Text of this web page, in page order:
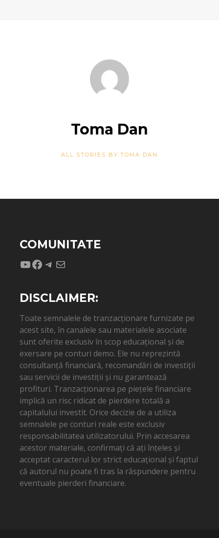
Toma Dan
ALL STORIES BY:TOMA DAN
COMUNITATE
YouTube
Facebook
Telegram
Mail
DISCLAIMER:
Toate semnalele de tranzacționare furnizate pe
acest site, în canalele sau materialele asociate
sunt oferite exclusiv în scop educațional și de
exersare pe conturi demo. Ele nu reprezintă
consultanță financiară, recomandări de investiții
sau servicii de investiții și nu garantează
profituri. Tranzacționarea pe piețele financiare
implică un risc ridicat de pierdere totală a
capitalului investit. Orice decizie de a utiliza
semnalele pe conturi reale este exclusiv
responsabilitatea utilizatorului. Prin accesarea
acestor materiale, confirmați că ați înțeles și
acceptat caracterul lor strict educațional și faptul
că autorul nu poate fi tras la răspundere pentru
eventuale pierderi financiare.